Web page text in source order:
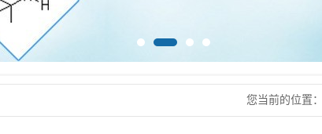
您当前的位置：